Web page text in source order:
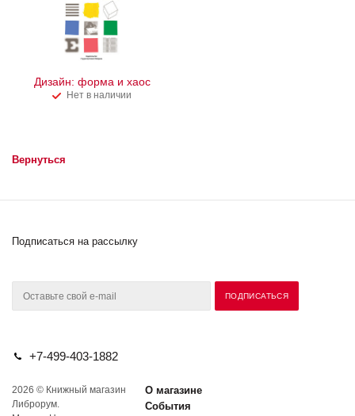
Дизайн: форма и хаос
Нет в наличии
Вернуться
Подписаться на рассылку
+7-499-403-1882
2026 © Книжный магазин
Либрорум.
О магазине
События